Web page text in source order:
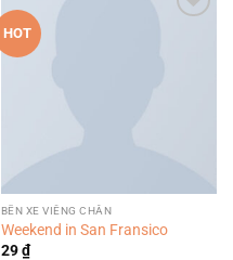
HOT
BẾN XE VIÊNG CHĂN
Weekend in San Fransico
29₫